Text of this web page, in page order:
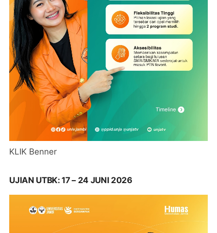
KLIK Benner
UJIAN UTBK: 17 – 24 JUNI 2026